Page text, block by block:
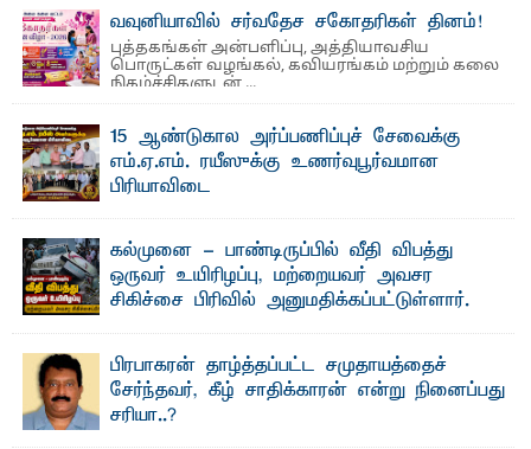
வவுனியாவில் சர்வதேச சகோதரிகள் தினம்!
புத்தகங்கள் அன்பளிப்பு, அத்தியாவசிய
பொருட்கள் வழங்கல், கவியரங்கம் மற்றும் கலை
நிகழ்ச்சிகளுடன் ...
15 ஆண்டுகால அர்ப்பணிப்புச் சேவைக்கு
எம்.ஏ.எம். ரயீஸுக்கு உணர்வுபூர்வமான
பிரியாவிடை
கல்முனை - பாண்டிருப்பில் வீதி விபத்து
ஒருவர் உயிரிழப்பு, மற்றையவர் அவசர
சிகிச்சை பிரிவில் அனுமதிக்கப்பட்டுள்ளார்.
பாண்டிருப்பு ...பிரபாகரன் தாழ்த்தப்பட்ட சமுதாயத்தைச்
சேர்ந்தவர், கீழ் சாதிக்காரன் என்று நினைப்பது
சரியா..?